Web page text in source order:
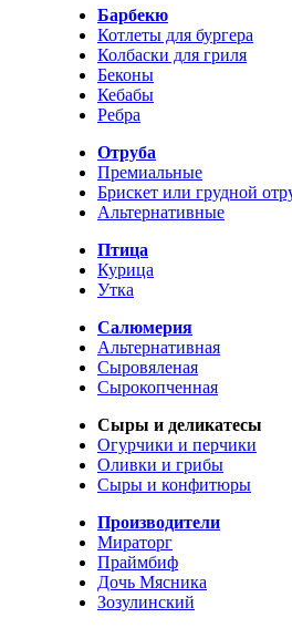
Барбекю
Котлеты для бургера
Колбаски для гриля
Беконы
Кебабы
Ребра
Отруба
Премиальные
Брискет или грудной
Альтернативные
Птица
Курица
Утка
Салюмерия
Альтернативная
Сыровяленая
Сырокопченная
Сыры и деликатесы
Огурчики и перчики
Оливки и грибы
Сыры и конфитюры
Производители
Мираторг
Праймбиф
Дочь Мясника
Зозулинский